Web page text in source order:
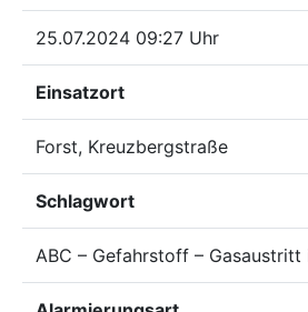
25.07.2024 09:27 Uhr
Einsatzort
Forst, Kreuzbergstraße
Schlagwort
ABC – Gefahrstoff – Gasaustritt